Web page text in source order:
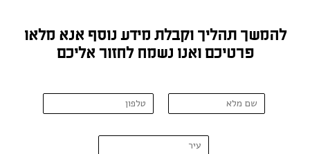
להמשך תהליך וקבלת מידע נוסף אנא מלאו
פרטיכם ואנו נשמח לחזור אליכם